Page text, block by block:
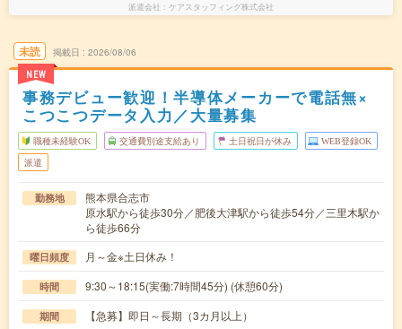
派遣会社 ケアスタッフィング株式会社
未読
NEW
掲載日 2026/08/06
事務デビュー歓迎！半導体メーカーで電話無×
こつこつデータ入力／大量募集
職種未経験OK 交通費別途支給あり 土日祝日が休み WEB登録OK
派遣
勤務地
熊本県合志市
原水駅から徒歩30分／肥後大津駅から徒歩54分／三里木駅か
ら徒歩66分
曜日頻度 月～金※土日休み！
時間 9:30～18:15(実働:7時間45分) (休憩60分)
期間 【急募】即日～長期（3カ月以上）